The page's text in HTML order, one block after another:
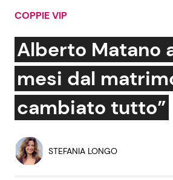
Cerca:
News e Cronaca
Attualità Italiana
Economia
COPPIE VIP
Alberto Matano
mesi dal
cambiato tutto”
STEFANIA LONGO